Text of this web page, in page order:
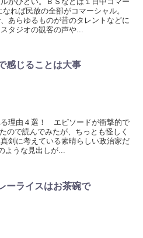
れば民放の全部がコマーシャル。
あらゆるものが昔のタレントなどに
タジオの観客の声や...
感じることは大事
理由４選！ エピソードが衝撃的で
で読んでみたが、ちっとも怪しく
剣に考えている素晴らしい政治家だ
うな見出しが...
ーライスはお茶碗で